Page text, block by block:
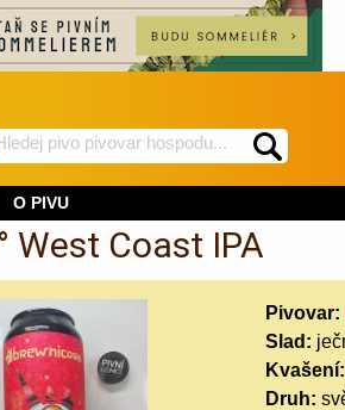
BeerWeb
O PIVU
West Coast IPA
Pivovar:
Slad:
Kvašení:
Druh: